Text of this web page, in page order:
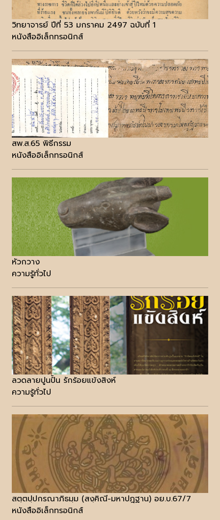
วิทยาจารย์ ปีที่ 53 มกราคม 2497 ฉบับที่ 1
หนังสืออิเล็กทรอนิกส์
สพ.ส.65 พิธีกรรม
หนังสืออิเล็กทรอนิกส์
หัวกวาง
ความรู้ทั่วไป
ลวดลายปูนปั้น รักร้อยแข้งสิงห์
ความรู้ทั่วไป
สตฺตปฺปกรณาภิธมฺม (สงฺคิณี-มหาปฎฐาน) อย.บ.67/7
หนังสืออิเล็กทรอนิกส์